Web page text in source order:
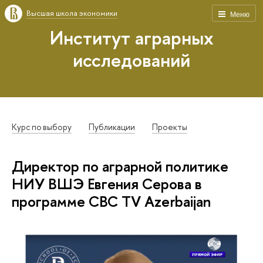
Меню
Высшая школа экономики
Институт аграрных
исследований
Курс по выбору Публикации Проекты
Директор по аграрной политике
НИУ ВШЭ Евгения Серова в
программе CBC TV Azerbaijan